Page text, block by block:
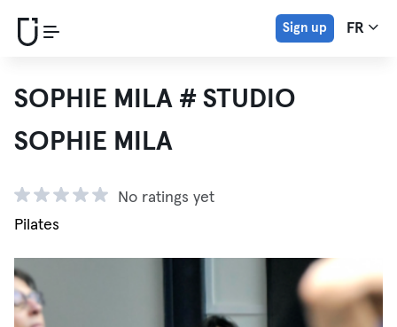
Sign up FR
SOPHIE MILA # STUDIO
SOPHIE MILA
No ratings yet
Pilates